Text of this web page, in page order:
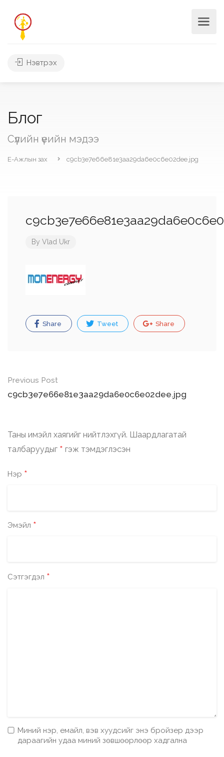
Нэвтрэх
Блог
Сүүлийн үеийн мэдээ
Е-Ажлын зах c9cb3e7e66e81e3aa29da6e0c6e02dee.jpg
By Vlad Ukr
Share Tweet Share
Post
navigation
Previous Post
c9cb3e7e66e81e3aa29da6e0c6e02dee.jpg
Таны имэйл хаягийг нийтлэхгүй. Шаардлагатай
талбаруудыг * гэж тэмдэглэсэн
Нэр *
Эмэйл *
Сэтгэгдэл *
Миний нэр, емайл, вэв хуудсийг энэ бройзер дээр
дараагийн удаа миний зөвшөөрлөөр хадгална